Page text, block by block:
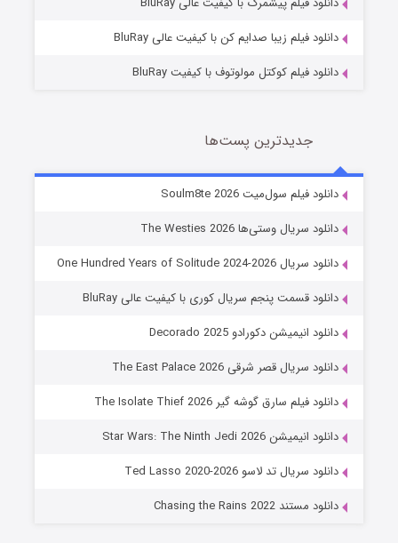
خاندان اژدها فصل ۳
جادوگری در مغولستان
قسمت 14 (زیرنویس) منتشر شد
دانلود فیلم زیبا صدایم کن با کیفیت عالی BluRay
دانلود فیلم کوکتل مولوتوف با کیفیت BluRay
جدیدترین پست‌ها
دانلود فیلم سول‌میت Soulm8te 2026
دانلود سریال وستی‌ها The Westies 2026
دانلود سریال One Hundred Years of Solitude 2024-2026
دانلود قسمت پنجم سریال کوری با کیفیت عالی BluRay
دانلود انیمیشن دکورادو Decorado 2025
دانلود سریال قصر شرقی The East Palace 2026
دانلود فیلم سارق گوشه گیر The Isolate Thief 2026
دانلود انیمیشن Star Wars: The Ninth Jedi 2026
دانلود سریال تد لاسو Ted Lasso 2020-2026
دانلود مستند Chasing the Rains 2022